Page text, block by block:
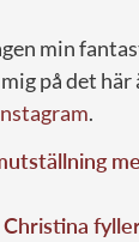
min
på det
.